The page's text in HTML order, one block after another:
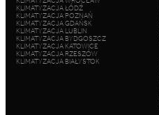
KLIMATYZACJA ŁÓDŹ
KLIMATYZACJA POZNAŃ
KLIMATYZACJA GDAŃSK
KLIMATYZACJA LUBLIN
KLIMATYZACJA BYDGOSZCZ
KLIMATYZACJA KATOWICE
KLIMATYZACJA RZESZÓW
KLIMATYZACJA BIAŁYSTOK